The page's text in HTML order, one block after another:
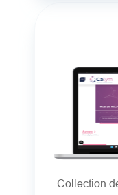
Collection